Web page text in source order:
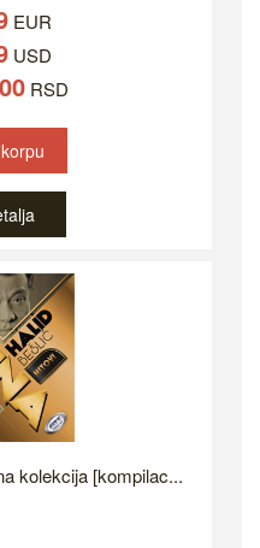
EUR
USD
RSD
kolekcija [kompilac...